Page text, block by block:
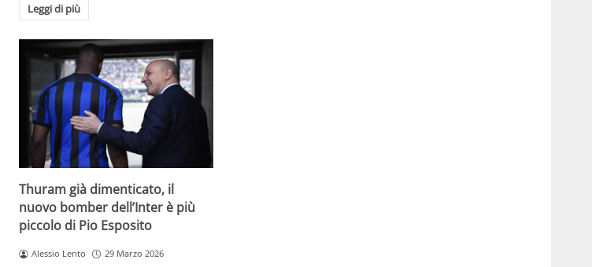
Leggi di più
Thuram già dimenticato, il
nuovo bomber dell’Inter è più
piccolo di Pio Esposito
Alessio Lento 29 Marzo 2026